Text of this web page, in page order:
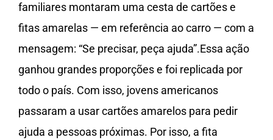
familiares montaram uma cesta de cartões e
fitas amarelas — em referência ao carro — com a
mensagem: “Se precisar, peça ajuda”.Essa ação
ganhou grandes proporções e foi replicada por
todo o país. Com isso, jovens americanos
passaram a usar cartões amarelos para pedir
ajuda a pessoas próximas. Por isso, a fita